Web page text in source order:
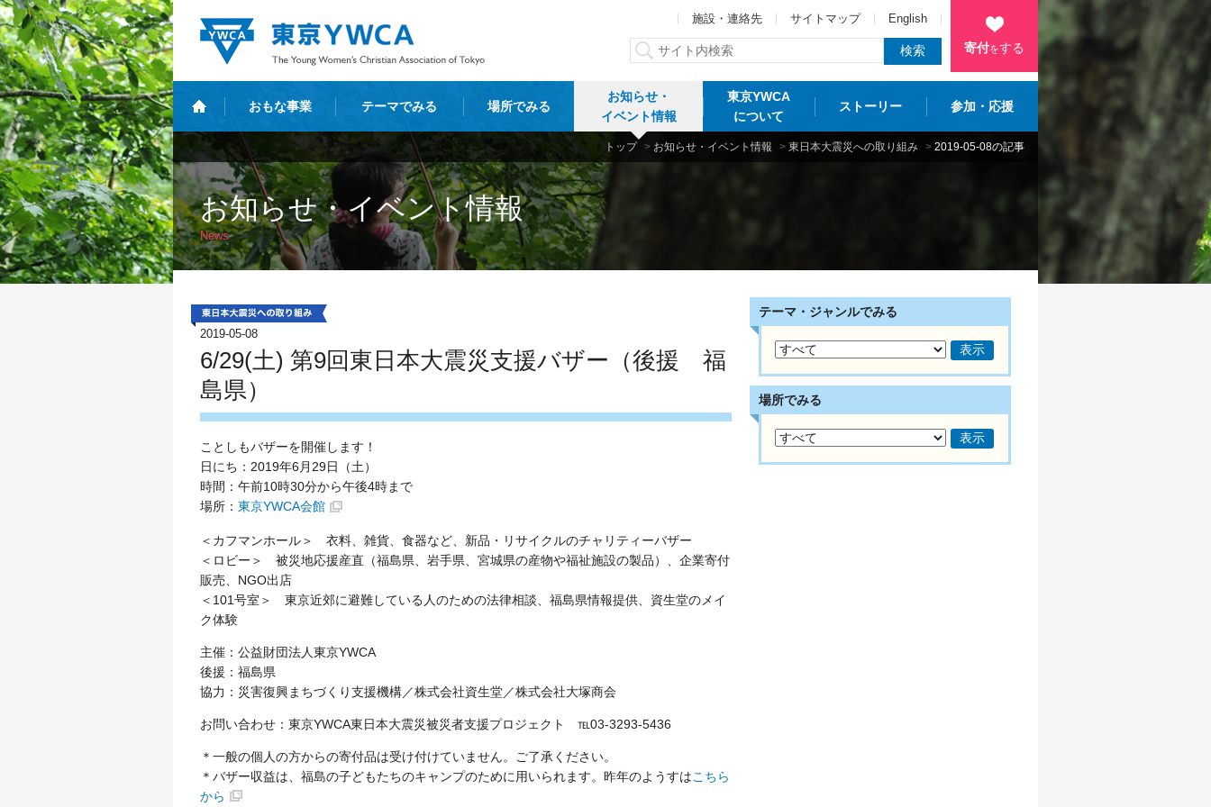
施設・連絡先 サイトマップ English
寄付をする
おもな事業 テーマでみる 場所でみる
お知らせ・
イベント情報
東京YWCA
について
ストーリー 参加・応援
トップ > お知らせ・イベント情報 > 東日本大震災への取り組み > 2019-05-08の記事
お知らせ・イベント情報
News
2019-05-08
6/29(土) 第9回東日本大震災支援バザー（後援 福
島県）
ことしもバザーを開催します！
日にち：2019年6月29日（土）
時間：午前10時30分から午後4時まで
場所： 東京YWCA会館
＜カフマンホール＞ 衣料、雑貨、食器など、新品・リサイクルのチャリティーバザー
＜ロビー＞ 被災地応援産直（福島県、岩手県、宮城県の産物や福祉施設の製品）、企業寄付
販売、NGO出店
＜101号室＞ 東京近郊に避難している人のための法律相談、福島県情報提供、資生堂のメイ
ク体験
主催：公益財団法人東京YWCA
後援：福島県
協力：災害復興まちづくり支援機構／株式会社資生堂／株式会社大塚商会
お問い合わせ：東京YWCA東日本大震災被災者支援プロジェクト ℡03-3293-5436
＊一般の個人の方からの寄付品は受け付けていません。ご了承ください。
＊バザー収益は、福島の子どもたちのキャンプのために用いられます。昨年のようすはこちら
から
テーマ・ジャンルでみる
場所でみる